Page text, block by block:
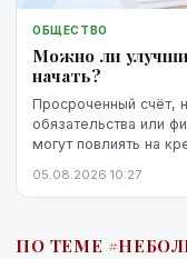
ОБЩЕСТВО
Можно ли
начать?
Просроченный счёт,
обязательства или
могут повлиять на
невозможно
действия.
05.08.2026 10:27
ПО ТЕМЕ